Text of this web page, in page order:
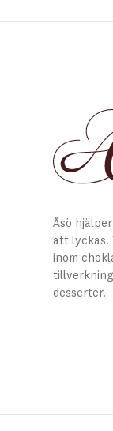
Åsö
att lyckas.
inom
desserter.